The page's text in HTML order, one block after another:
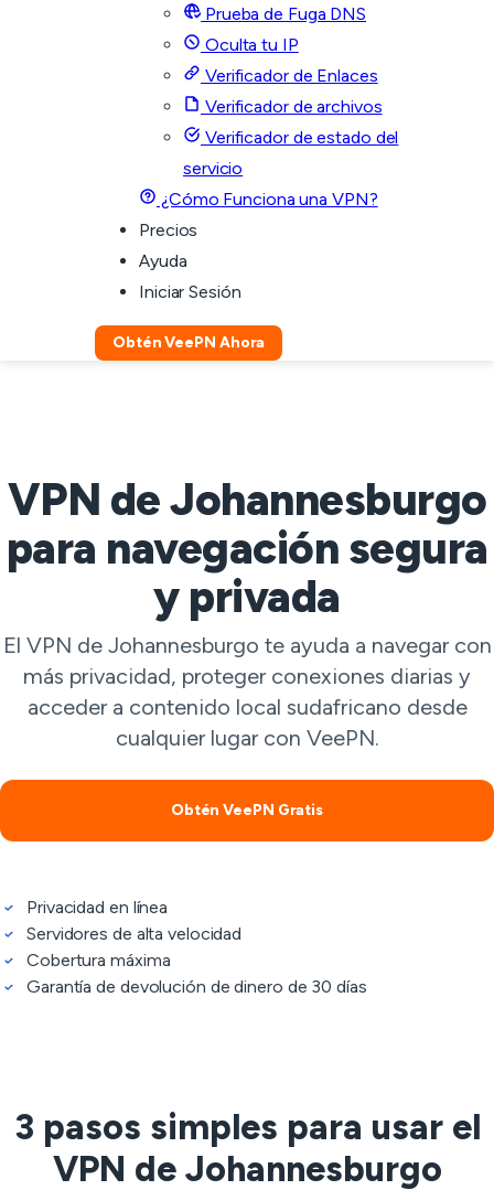
Prueba de Fuga DNS
Oculta tu IP
Verificador de Enlaces
Verificador de archivos
Verificador de estado del
servicio
¿Cómo Funciona una VPN?
Precios
Ayuda
Iniciar Sesión
Obtén VeePN Ahora
VPN de Johannesburgo
para navegación segura
y privada
El VPN de Johannesburgo te ayuda a navegar con
más privacidad, proteger conexiones diarias y
acceder a contenido local sudafricano desde
cualquier lugar con VeePN.
Obtén VeePN Gratis
Privacidad en línea
Servidores de alta velocidad
Cobertura máxima
Garantía de devolución de dinero de 30 días
3 pasos simples para usar el
VPN de Johannesburgo